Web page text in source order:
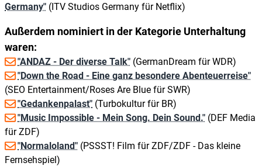
Germany" (ITV Studios Germany für Netflix)
Außerdem nominiert in der Kategorie Unterhaltung
waren:
"ANDAZ - Der diverse Talk" (GermanDream für WDR)
"Down the Road - Eine ganz besondere Abenteuerreise"
(SEO Entertainment/Roses Are Blue für SWR)
"Gedankenpalast" (Turbokultur für BR)
"Music Impossible - Mein Song. Dein Sound." (DEF Media
für ZDF)
"Normaloland" (PSSST! Film für ZDF/ZDF - Das kleine
Fernsehspiel)